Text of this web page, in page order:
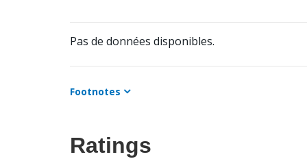
Pas de données disponibles.
Footnotes
Ratings